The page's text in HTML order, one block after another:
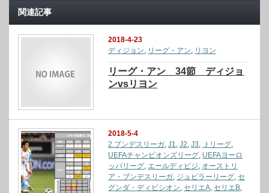
関連記事
2018-4-23
ディジョン
リーグ・アン リヨン
リーグ・アン 34節 ディジョ
ンvsリヨン
2018-5-4
2.ブンデスリーガ,J1,J2,J3, Ｊリーグ,
UEFAチャンピオンズリーグ, UEFAヨーロ
ッパリーグ, エールディビジ, オーストリ
ア・ブンデスリーガ, ジュピラーリーグ, セ
グンダ・ディビシオン, セリエA, セリエB,